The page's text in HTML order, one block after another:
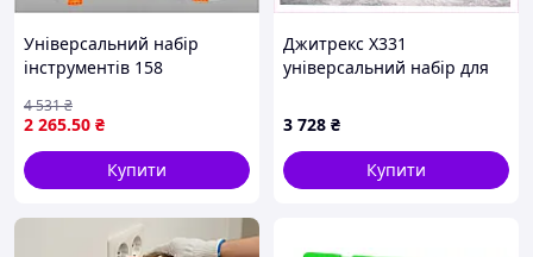
Універсальний набір
інструментів 158
будівництва з хромо-
ванадієвої сталі
2 265.50 ₴
4 531₴
Купити
Джитрекс X331
універсальний набір для
49608C83P
3 728 ₴
Купити